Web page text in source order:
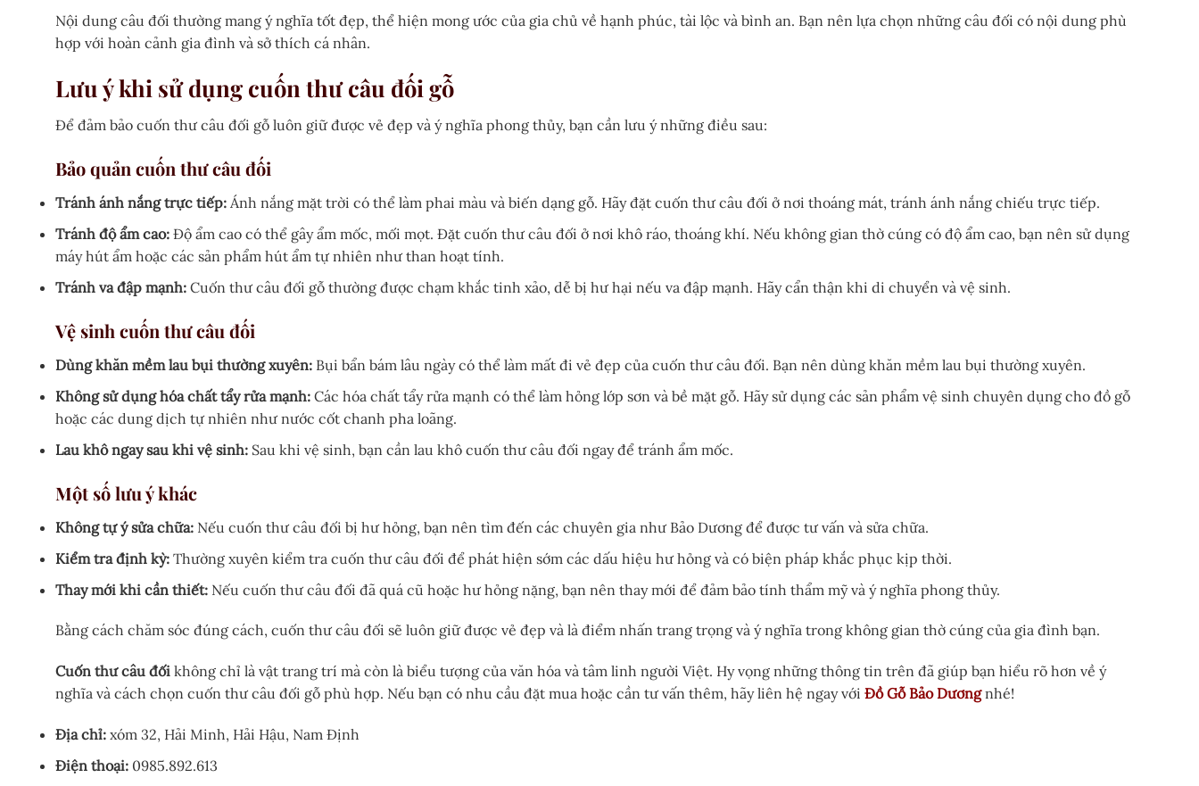
Nội dung câu đối thường mang ý nghĩa tốt đẹp, thể hiện mong ước của gia chủ về hạnh phúc, tài lộc và bình an. Bạn nên lựa chọn những câu đối có nội dung phù
hợp với hoàn cảnh gia đình và sở thích cá nhân.
Lưu ý khi sử dụng cuốn thư câu đối gỗ
Để đảm bảo cuốn thư câu đối gỗ luôn giữ được vẻ đẹp và ý nghĩa phong thủy, bạn cần lưu ý những điều sau:
Bảo quản cuốn thư câu đối
Tránh ánh nắng trực tiếp: Ánh nắng mặt trời có thể làm phai màu và biến dạng gỗ. Hãy đặt cuốn thư câu đối ở nơi thoáng mát, tránh ánh nắng chiếu trực tiếp.
Tránh độ ẩm cao: Độ ẩm cao có thể gây ẩm mốc, mối mọt. Đặt cuốn thư câu đối ở nơi khô ráo, thoáng khí. Nếu không gian thờ cúng có độ ẩm cao, bạn nên sử dụng
máy hút ẩm hoặc các sản phẩm hút ẩm tự nhiên như than hoạt tính.
Tránh va đập mạnh: Cuốn thư câu đối gỗ thường được chạm khắc tinh xảo, dễ bị hư hại nếu va đập mạnh. Hãy cẩn thận khi di chuyển và vệ sinh.
Vệ sinh cuốn thư câu đối
Dùng khăn mềm lau bụi thường xuyên: Bụi bẩn bám lâu ngày có thể làm mất đi vẻ đẹp của cuốn thư câu đối. Bạn nên dùng khăn mềm lau bụi thường xuyên.
Không sử dụng hóa chất tẩy rửa mạnh: Các hóa chất tẩy rửa mạnh có thể làm hỏng lớp sơn và bề mặt gỗ. Hãy sử dụng các sản phẩm vệ sinh chuyên dụng cho đồ gỗ
hoặc các dung dịch tự nhiên như nước cốt chanh pha loãng.
Lau khô ngay sau khi vệ sinh: Sau khi vệ sinh, bạn cần lau khô cuốn thư câu đối ngay để tránh ẩm mốc.
Một số lưu ý khác
Không tự ý sửa chữa: Nếu cuốn thư câu đối bị hư hỏng, bạn nên tìm đến các chuyên gia như Bảo Dương để được tư vấn và sửa chữa.
Kiểm tra định kỳ: Thường xuyên kiểm tra cuốn thư câu đối để phát hiện sớm các dấu hiệu hư hỏng và có biện pháp khắc phục kịp thời.
Thay mới khi cần thiết: Nếu cuốn thư câu đối đã quá cũ hoặc hư hỏng nặng, bạn nên thay mới để đảm bảo tính thẩm mỹ và ý nghĩa phong thủy.
Bằng cách chăm sóc đúng cách, cuốn thư câu đối sẽ luôn giữ được vẻ đẹp và là điểm nhấn trang trọng và ý nghĩa trong không gian thờ cúng của gia đình bạn.
Cuốn thư câu đối không chỉ là vật trang trí mà còn là biểu tượng của văn hóa và tâm linh người Việt. Hy vọng những thông tin trên đã giúp bạn hiểu rõ hơn về ý
nghĩa và cách chọn cuốn thư câu đối gỗ phù hợp. Nếu bạn có nhu cầu đặt mua hoặc cần tư vấn thêm, hãy liên hệ ngay với Đồ Gỗ Bảo Dươngnhé!
Địa chỉ: xóm 32, Hải Minh, Hải Hậu, Nam Định
Điện thoại: 0985.892.613